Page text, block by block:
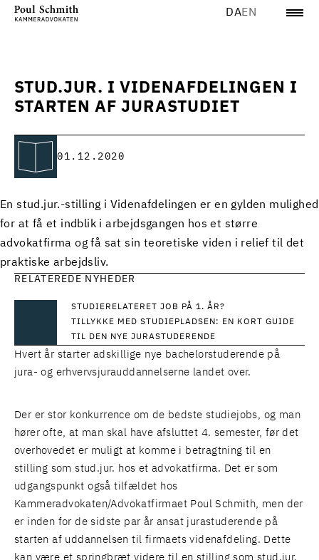
DAEN
STUD.JUR. I VIDENAFDELINGEN I
STARTEN AF JURASTUDIET
01.12.2020
En stud.jur.-stilling i Videnafdelingen er en gylden mulighed
for at få et indblik i arbejdsgangen hos et større
advokatfirma og få sat sin teoretiske viden i relief til det
praktiske arbejdsliv.
RELATEREDE NYHEDER
STUDIERELATERET JOB PÅ 1. ÅR?
TILLYKKE MED STUDIEPLADSEN: EN KORT GUIDE
TIL DEN NYE JURASTUDERENDE
Hvert år starter adskillige nye bachelorstuderende på
jura- og erhvervsjurauddannelserne landet over.
Der er stor konkurrence om de bedste studiejobs, og man
hører ofte, at man skal have afsluttet 4. semester, før det
overhovedet er muligt at komme i betragtning til en
stilling som stud.jur. hos et advokatfirma. Det er som
udgangspunkt også tilfældet hos
Kammeradvokaten/Advokatfirmaet Poul Schmith, men der
er inden for de sidste par år ansat jurastuderende på
starten af uddannelsen til firmaets videnafdeling. Dette
kan være et springbræt videre til en stilling som stud.jur.